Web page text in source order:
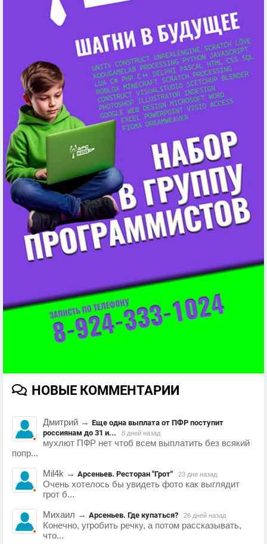
НОВЫЕ КОММЕНТАРИИ
Дмитрий → Еще одна выплата от ПФР поступит
россиянам до 31 и...
8 дней назад
мухлют ПФР нет чтоб всем выплатить без всякий
попр...
Mil4k → Арсеньев. Ресторан "Грот" 23 дня назад
Очень хотелось бы увидеть фото как выглядит
грот б...
Михаил → Арсеньев. Где купаться? 26 дней назад
Конечно, угробить речку, а потом рассказывать,
что...